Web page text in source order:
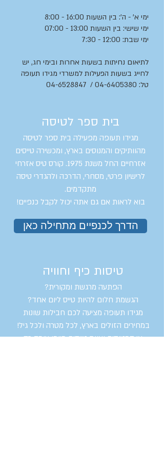
ימי א' - ה': בין השעות 16:00 - 8:00
ימי שישי: בין השעות 13:00 - 07:00
ימי שבת: 12:00 - 7:30
לתיאום נחיתות בשעות אחרות ובימי חג, יש
לחייג בשעות הפעילות למשרדי מגידו תעופה
טל: 04-6405380
/
04-6528847
בית ספר לטיסה
מגידו תעופה מפעילה בית ספר לטיסה
מהוותיקים והמנוסים בארץ, ומכשירה טייסים
אזרחיים החל משנת 1975. קורס טיס אזרחי
לרישיון פרטי, מסחרי, הדרכה ולהגדרי טיסה
מתקדמים.
בוא לראות אם גם אתה יכול לקבל כנפיים!
הדרך לכנפיים מתחילה כאן
טיסות כיף וחוויה
הפתעה מרגשת ומקורית?
הגשמת חלום להיות טייס ליום אחד?
מגידו תעופה מציעה לכם חבילות שונות
במחירים הזולים בארץ, לכל מטרה ולכל גיל!
צי המטוסים וצוות טייסים מיומן עומד רק